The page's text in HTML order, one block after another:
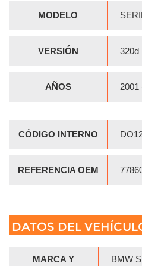
MODELO
VERSIÓN 320d
AÑOS 2001
CÓDIGO INTERNO
REFERENCIA OEM
DATOS DEL
MARCA Y
BMW